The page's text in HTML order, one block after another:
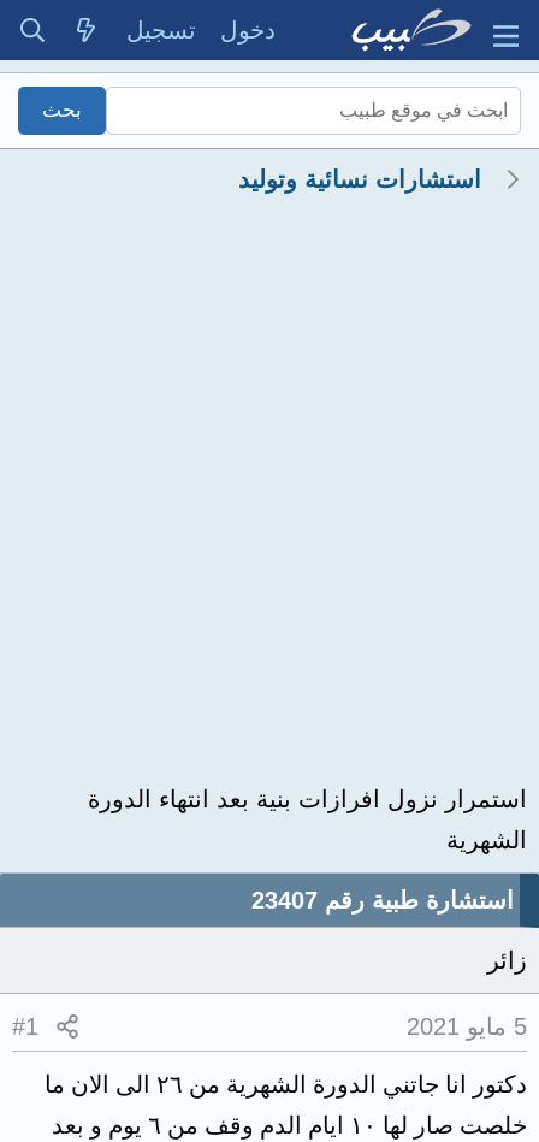
دخول تسجيل
استشارات نسائية وتوليد
استمرار نزول افرازات بنية بعد انتهاء الدورة
الشهرية
استشارة طبية رقم 23407
زائر
5 مايو 2021 #1
دكتور انا جاتني الدورة الشهرية من ٢٦ الى الان ما
خلصت صار لها ١٠ ايام الدم وقف من ٦ يوم و بعد